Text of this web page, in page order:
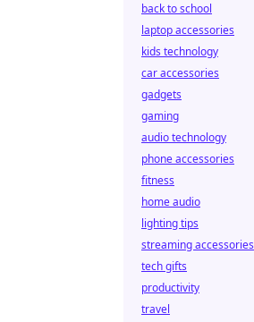
back to school
laptop accessories
kids technology
car accessories
gadgets
gaming
audio technology
phone accessories
fitness
home audio
lighting tips
streaming accessories
tech gifts
productivity
travel